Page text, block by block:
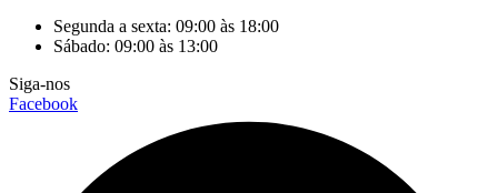
Segunda a sexta: 09:00 às 18:00
Sábado: 09:00 às 13:00
Siga-nos
Facebook